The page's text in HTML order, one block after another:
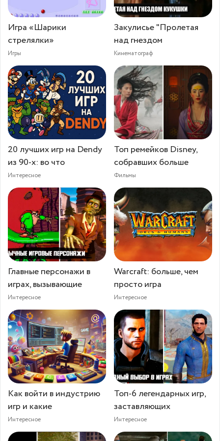
Игра «Шарики
стрелялки»
Игры
Закулисье "Пролетая
над гнездом
Кинематограф
20 лучших игр на Dendy
из 90-х: во что
Интересное
Топ ремейков Disney,
собравших больше
Фильмы
Главные персонажи в
играх, вызывающие
Интересное
Warcraft: больше, чем
просто игра
Интересное
Как войти в индустрию
игр и какие
Интересное
Топ-6 легендарных игр,
заставляющих
Интересное